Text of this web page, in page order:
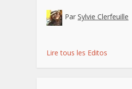
Par Sylvie Clerfeuille
Lire tous les Editos